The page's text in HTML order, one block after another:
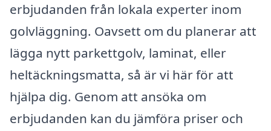
erbjudanden från lokala experter inom
golvläggning. Oavsett om du planerar att
lägga nytt parkettgolv, laminat, eller
heltäckningsmatta, så är vi här för att
hjälpa dig. Genom att ansöka om
erbjudanden kan du jämföra priser och